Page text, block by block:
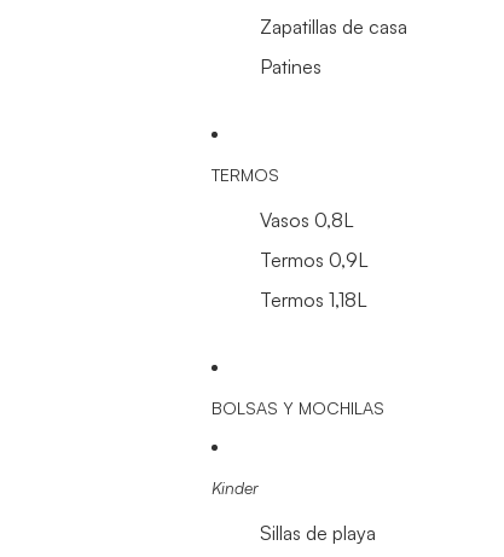
Zapatillas de casa
Patines
TERMOS
Vasos 0,8L
Termos 0,9L
Termos 1,18L
BOLSAS Y MOCHILAS
Kinder
Sillas de playa